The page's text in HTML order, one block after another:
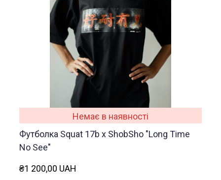
Немає в наявності
Футболка Squat 17b x ShobSho "Long Time
No See"
₴1 200,00 UAH